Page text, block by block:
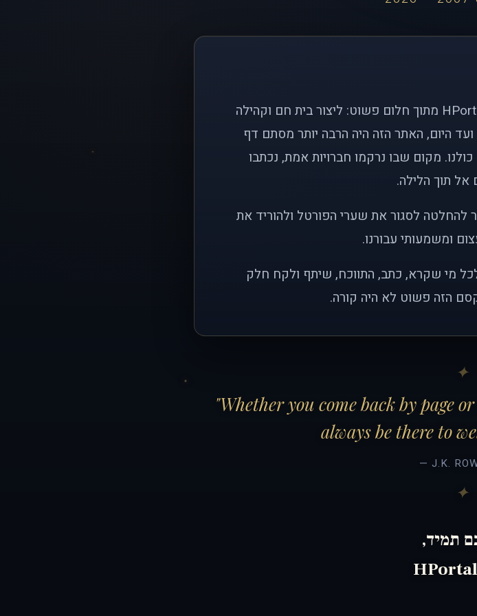
לפני כמעט שני עשורים, פתחנו את שערי HPortal מתוך חלום פשוט: ליצור בית חם וקהילה
היום, האתר הזה היה הרבה יותר מסתם דף
מקום שבו נרקמו חברויות אמת, נכתבו
אל תוך הלילה.
להחלטה לסגור את שערי הפורטל ולהוריד את
ומשמעותי עבורנו.
מי שקרא, כתב, התווכח, שיתף ולקח חלק
הזה פשוט לא היה קורה.
"Whether you come back by page
always be there to
— J.K.
תמיד,